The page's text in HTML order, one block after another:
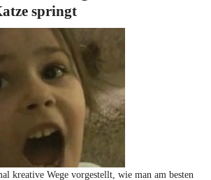
springt
kreative Wege vorgestellt, wie man am besten